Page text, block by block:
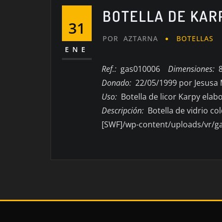
31
ENE
BOTELLA DE
POR AZTARNA BOTELLAS
Ref.: gas010006 Dimensiones:
Donado: 22/05/1999 por
Uso: Botella de licor Karpy
Descripción: Botella de vidrio
[SWF]/wp-content/uploads/vr/